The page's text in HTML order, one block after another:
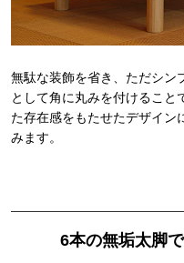
無駄な装飾を省き、ただシン
として角に丸みを付けること
た存在感をもたせたデザイン
みます。
6本の無垢太脚